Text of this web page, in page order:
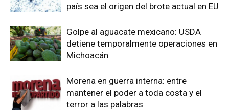
país sea el origen del brote actual en EU
Golpe al aguacate mexicano: USDA
detiene temporalmente operaciones en
Michoacán
Morena en guerra interna: entre
mantener el poder a toda costa y el
terror a las palabras